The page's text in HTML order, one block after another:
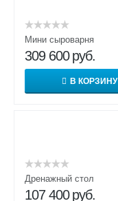
Мини сыроварня
309 600 руб.
В КОРЗИНУ
Дренажный стол
107 400 руб.